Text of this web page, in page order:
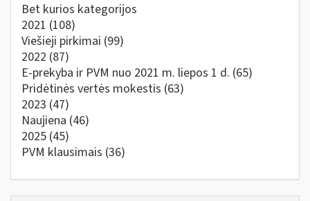
Bet kurios kategorijos
2021 (108)
Viešieji pirkimai (99)
2022 (87)
E-prekyba ir PVM nuo 2021 m. liepos 1 d. (65)
Pridėtinės vertės mokestis (63)
2023 (47)
Naujiena (46)
2025 (45)
PVM klausimais (36)